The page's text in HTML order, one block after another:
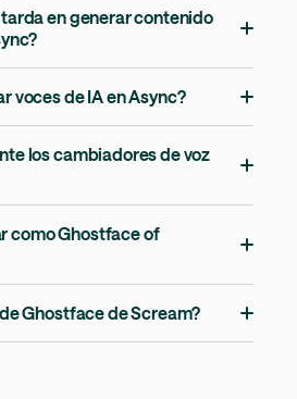
en generar contenido
voces de IA en Async?
los cambiadores de voz
como Ghostface of
Ghostface de Scream?